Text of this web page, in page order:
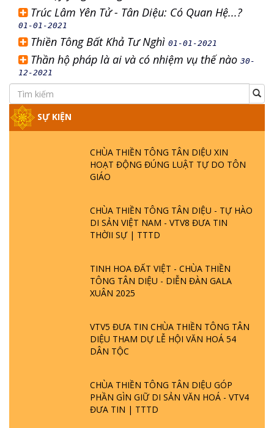
Trúc Lâm Yên Tử - Tân Diệu: Có Quan Hệ...?
01-01-2021
Thiền Tông Bất Khả Tư Nghì 01-01-2021
Thần hộ pháp là ai và có nhiệm vụ thế nào 30-
12-2021
SỰ KIỆN
CHÙA THIỀN TÔNG TÂN DIỆU XIN
HOẠT ĐỘNG ĐÚNG LUẬT TỰ DO TÔN
GIÁO
CHÙA THIỀN TÔNG TÂN DIỆU - TỰ HÀO
DI SẢN VIỆT NAM - VTV8 ĐƯA TIN
THỜII SỰ | TTTD
TINH HOA ĐẤT VIỆT - CHÙA THIỀN
TÔNG TÂN DIỆU - DIỄN ĐÀN GALA
XUÂN 2025
VTV5 ĐƯA TIN CHÙA THIỀN TÔNG TÂN
DIỆU THAM DỰ LỄ HỘI VĂN HOÁ 54
DÂN TỘC
CHÙA THIỀN TÔNG TÂN DIỆU GÓP
PHẦN GÌN GIỮ DI SẢN VĂN HOÁ - VTV4
ĐƯA TIN | TTTD